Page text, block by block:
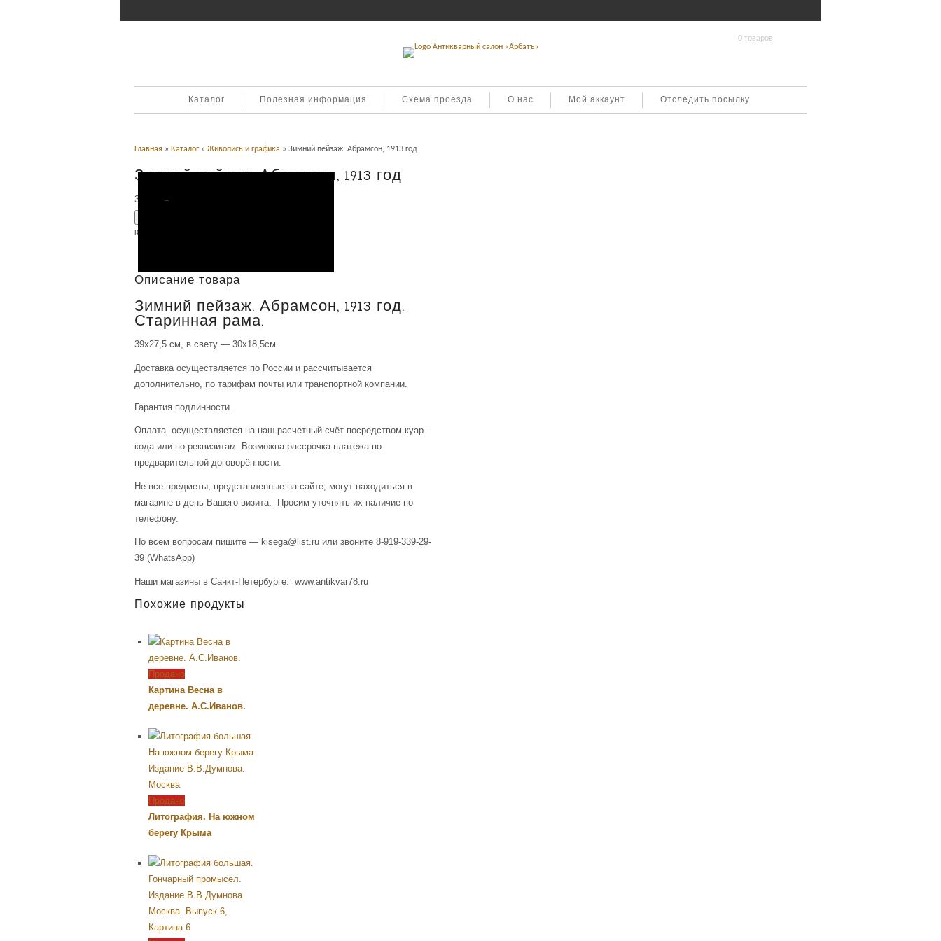
0 товаров
Каталог Полезная информация Схема проезда О нас Мой аккаунт Отследить посылку
Главная » Каталог » Живопись и графика » Зимний пейзаж. Абрамсон, 1913 год
Зимний пейзаж. Абрамсон, 1913 год
38,000 Р
Категория:
Описание товара
Зимний пейзаж. Абрамсон, 1913 год.
Старинная рама.
39х27,5 см, в свету — 30х18,5см.
Доставка осуществляется по России и рассчитывается
дополнительно, по тарифам почты или транспортной компании.
Гарантия подлинности.
Оплата осуществляется на наш расчетный счёт посредством куар-
кода или по реквизитам. Возможна рассрочка платежа по
предварительной договорённости.
Не все предметы, представленные на сайте, могут находиться в
магазине в день Вашего визита. Просим уточнять их наличие по
телефону.
По всем вопросам пишите — kisega@list.ru или звоните 8-919-339-29-
39 (WhatsApp)
Наши магазины в Санкт-Петербурге: www.antikvar78.ru
Похожие продукты
Продано
Картина Весна в
деревне. А.С.Иванов.
Продано
Литография. На южном
берегу Крыма